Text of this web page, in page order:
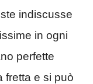
indiscusse
in ogni
perfette
fretta e si può